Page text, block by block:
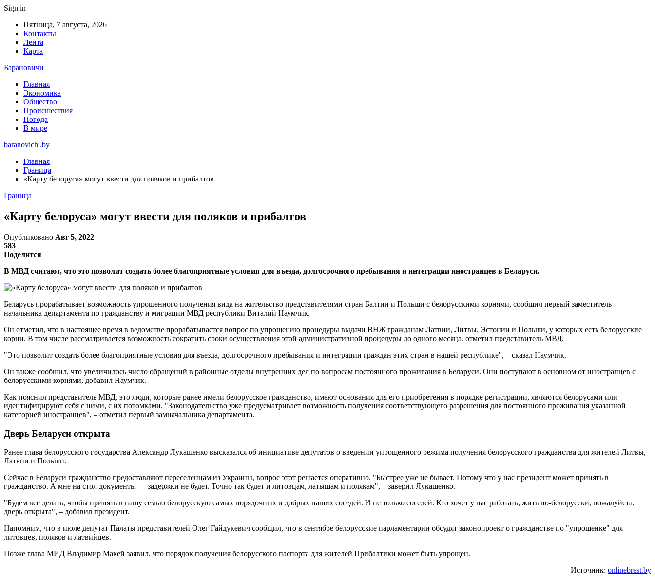
Sign in
Пятница, 7 августа, 2026
Контакты
Лента
Карта
Барановичи
Главная
Экономика
Общество
Происшествия
Погода
В мире
baranovichi.by
Главная
Граница
«Карту белоруса» могут ввести для поляков и прибалтов
Граница
«Карту белоруса» могут ввести для поляков и прибалтов
Опубликовано Авг 5, 2022
583
Поделится
В МВД считают, что это позволит создать более благоприятные условия для въезда, долгосрочного пребывания и интеграции иностранцев в Беларуси.
Беларусь прорабатывает возможность упрощенного получения вида на жительство представителями стран Балтии и Польши с белорусскими корнями, сообщил первый заместитель
начальника департамента по гражданству и миграции МВД республики Виталий Наумчик.
Он отметил, что в настоящее время в ведомстве прорабатывается вопрос по упрощению процедуры выдачи ВНЖ гражданам Латвии, Литвы, Эстонии и Польши, у которых есть белорусские
корни. В том числе рассматривается возможность сократить сроки осуществления этой административной процедуры до одного месяца, отметил представитель МВД.
"Это позволит создать более благоприятные условия для въезда, долгосрочного пребывания и интеграции граждан этих стран в нашей республике", – сказал Наумчик.
Он также сообщил, что увеличилось число обращений в районные отделы внутренних дел по вопросам постоянного проживания в Беларуси. Они поступают в основном от иностранцев с
белорусскими корнями, добавил Наумчик.
Как пояснил представитель МВД, это люди, которые ранее имели белорусское гражданство, имеют основания для его приобретения в порядке регистрации, являются белорусами или
идентифицируют себя с ними, с их потомками. "Законодательство уже предусматривает возможность получения соответствующего разрешения для постоянного проживания указанной
категорией иностранцев", – отметил первый замначальника департамента.
Дверь Беларуси открыта
Ранее глава белорусского государства Александр Лукашенко высказался об инициативе депутатов о введении упрощенного режима получения белорусского гражданства для жителей Литвы,
Латвии и Польши.
Сейчас в Беларуси гражданство предоставляют переселенцам из Украины, вопрос этот решается оперативно. "Быстрее уже не бывает. Потому что у нас президент может принять в
гражданство. А мне на стол документы — задержки не будет. Точно так будет и литовцам, латышам и полякам", – заверил Лукашенко.
"Будем все делать, чтобы принять в нашу семью белорусскую самых порядочных и добрых наших соседей. И не только соседей. Кто хочет у нас работать, жить по-белорусски, пожалуйста,
дверь открыта", – добавил президент.
Напомним, что в июле депутат Палаты представителей Олег Гайдукевич сообщил, что в сентябре белорусские парламентарии обсудят законопроект о гражданстве по "упрощенке" для
литовцев, поляков и латвийцев.
Позже глава МИД Владимир Макей заявил, что порядок получения белорусского паспорта для жителей Прибалтики может быть упрощен.
Источник: onlinebrest.by